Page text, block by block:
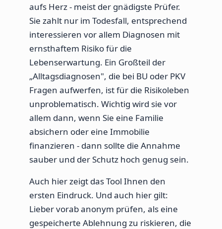
aufs Herz - meist der gnädigste Prüfer.
Sie zahlt nur im Todesfall, entsprechend
interessieren vor allem Diagnosen mit
ernsthaftem Risiko für die
Lebenserwartung. Ein Großteil der
„Alltagsdiagnosen", die bei BU oder PKV
Fragen aufwerfen, ist für die Risikoleben
unproblematisch. Wichtig wird sie vor
allem dann, wenn Sie eine Familie
absichern oder eine Immobilie
finanzieren - dann sollte die Annahme
sauber und der Schutz hoch genug sein.
Auch hier zeigt das Tool Ihnen den
ersten Eindruck. Und auch hier gilt:
Lieber vorab anonym prüfen, als eine
gespeicherte Ablehnung zu riskieren, die